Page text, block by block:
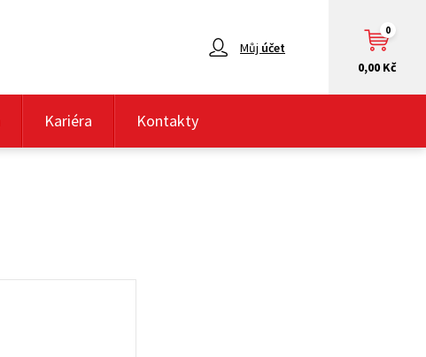
0,00 Kč
0
Můj účet
Kariéra Kontakty